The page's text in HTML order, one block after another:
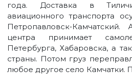
года. Доставка в
авиационного транспорта
Петропавловск-Камчатский.
центра принимает
Петербурга, Хабаровска, а
страны. Потом груз
любое другое село Камчатки.